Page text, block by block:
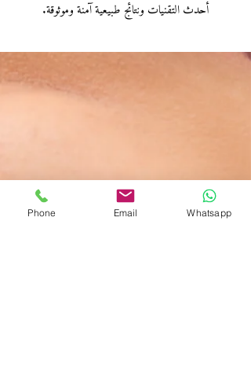
أحدث التقنيات ونتائج طبيعية آمنة وموثوقة.
Phone Email Whatsapp